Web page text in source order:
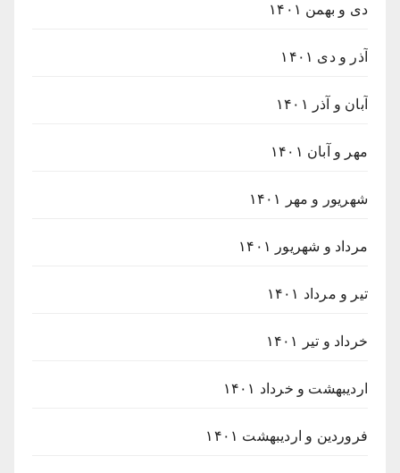
دی و بهمن ۱۴۰۱
آذر و دی ۱۴۰۱
آبان و آذر ۱۴۰۱
مهر و آبان ۱۴۰۱
شهریور و مهر ۱۴۰۱
مرداد و شهریور ۱۴۰۱
تیر و مرداد ۱۴۰۱
خرداد و تیر ۱۴۰۱
اردیبهشت و خرداد ۱۴۰۱
فروردین و اردیبهشت ۱۴۰۱